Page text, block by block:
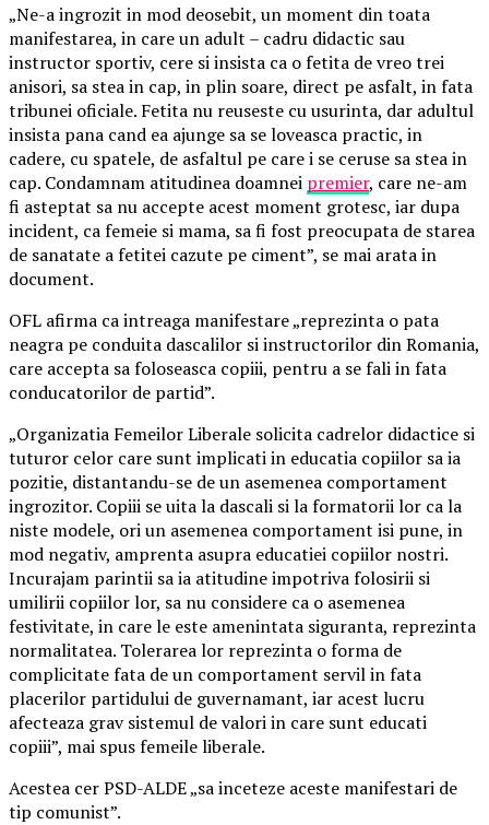
„Ne-a ingrozit in mod deosebit, un moment din toata
manifestarea, in care un adult – cadru didactic sau
instructor sportiv, cere si insista ca o fetita de vreo trei
anisori, sa stea in cap, in plin soare, direct pe asfalt, in fata
tribunei oficiale. Fetita nu reuseste cu usurinta, dar adultul
insista pana cand ea ajunge sa se loveasca practic, in
cadere, cu spatele, de asfaltul pe care i se ceruse sa stea in
cap. Condamnam atitudinea doamnei premier, care ne-am
fi asteptat sa nu accepte acest moment grotesc, iar dupa
incident, ca femeie si mama, sa fi fost preocupata de starea
de sanatate a fetitei cazute pe ciment”, se mai arata in
document.
OFL afirma ca intreaga manifestare „reprezinta o pata
neagra pe conduita dascalilor si instructorilor din Romania,
care accepta sa foloseasca copiii, pentru a se fali in fata
conducatorilor de partid”.
„Organizatia Femeilor Liberale solicita cadrelor didactice si
tuturor celor care sunt implicati in educatia copiilor sa ia
pozitie, distantandu-se de un asemenea comportament
ingrozitor. Copiii se uita la dascali si la formatorii lor ca la
niste modele, ori un asemenea comportament isi pune, in
mod negativ, amprenta asupra educatiei copiilor nostri.
Incurajam parintii sa ia atitudine impotriva folosirii si
umilirii copiilor lor, sa nu considere ca o asemenea
festivitate, in care le este amenintata siguranta, reprezinta
normalitatea. Tolerarea lor reprezinta o forma de
complicitate fata de un comportament servil in fata
placerilor partidului de guvernamant, iar acest lucru
afecteaza grav sistemul de valori in care sunt educati
copiii”, mai spus femeile liberale.
Acestea cer PSD-ALDE „sa inceteze aceste manifestari de
tip comunist”.